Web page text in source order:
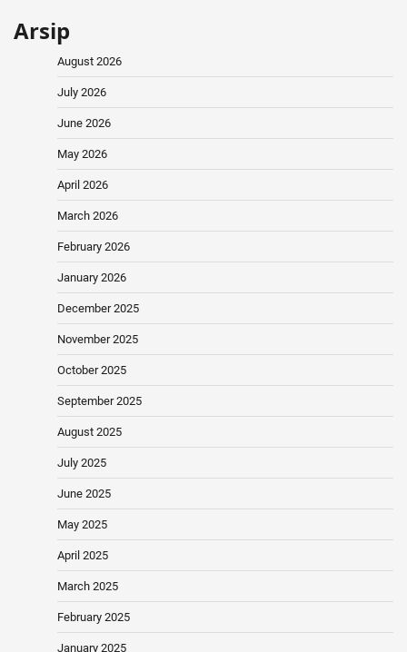
Arsip
August 2026
July 2026
June 2026
May 2026
April 2026
March 2026
February 2026
January 2026
December 2025
November 2025
October 2025
September 2025
August 2025
July 2025
June 2025
May 2025
April 2025
March 2025
February 2025
January 2025